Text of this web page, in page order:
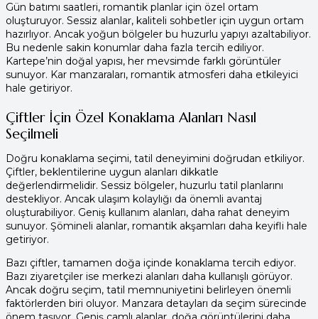
Gün batımı saatleri, romantik planlar için özel ortam
oluşturuyor. Sessiz alanlar, kaliteli sohbetler için uygun ortam
hazırlıyor. Ancak yoğun bölgeler bu huzurlu yapıyı azaltabiliyor.
Bu nedenle sakin konumlar daha fazla tercih ediliyor.
Kartepe’nin doğal yapısı, her mevsimde farklı görüntüler
sunuyor. Kar manzaraları, romantik atmosferi daha etkileyici
hale getiriyor.
Çiftler İçin Özel Konaklama Alanları Nasıl
Seçilmeli
Doğru konaklama seçimi, tatil deneyimini doğrudan etkiliyor.
Çiftler, beklentilerine uygun alanları dikkatle
değerlendirmelidir. Sessiz bölgeler, huzurlu tatil planlarını
destekliyor. Ancak ulaşım kolaylığı da önemli avantaj
oluşturabiliyor. Geniş kullanım alanları, daha rahat deneyim
sunuyor. Şömineli alanlar, romantik akşamları daha keyifli hale
getiriyor.
Bazı çiftler, tamamen doğa içinde konaklama tercih ediyor.
Bazı ziyaretçiler ise merkezi alanları daha kullanışlı görüyor.
Ancak doğru seçim, tatil memnuniyetini belirleyen önemli
faktörlerden biri oluyor. Manzara detayları da seçim sürecinde